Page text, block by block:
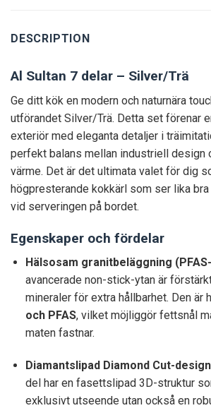
DESCRIPTION
Al Sultan 7 delar – Silver/Trä
Ge ditt kök en modern och naturnära
utförandet Silver/Trä. Detta set förenar
exteriör med eleganta detaljer i
perfekt balans mellan industriell design
värme. Det är det ultimata valet för dig
högpresterande kokkärl som ser lika
vid serveringen på bordet.
Egenskaper och fördelar
Hälsosam granitbeläggning
avancerade non-stick-ytan är
mineraler för extra hållbarhet. Den är
och PFAS, vilket möjliggör fettsnål
maten fastnar.
Diamantslipad Diamond Cut-
del har en fasettslipad 3D-struktur
exklusivt utseende utan också en